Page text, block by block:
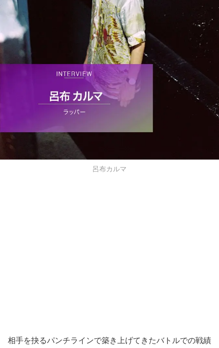
呂布カルマ
相手を抉るパンチラインで築き上げてきたバトルでの戦績